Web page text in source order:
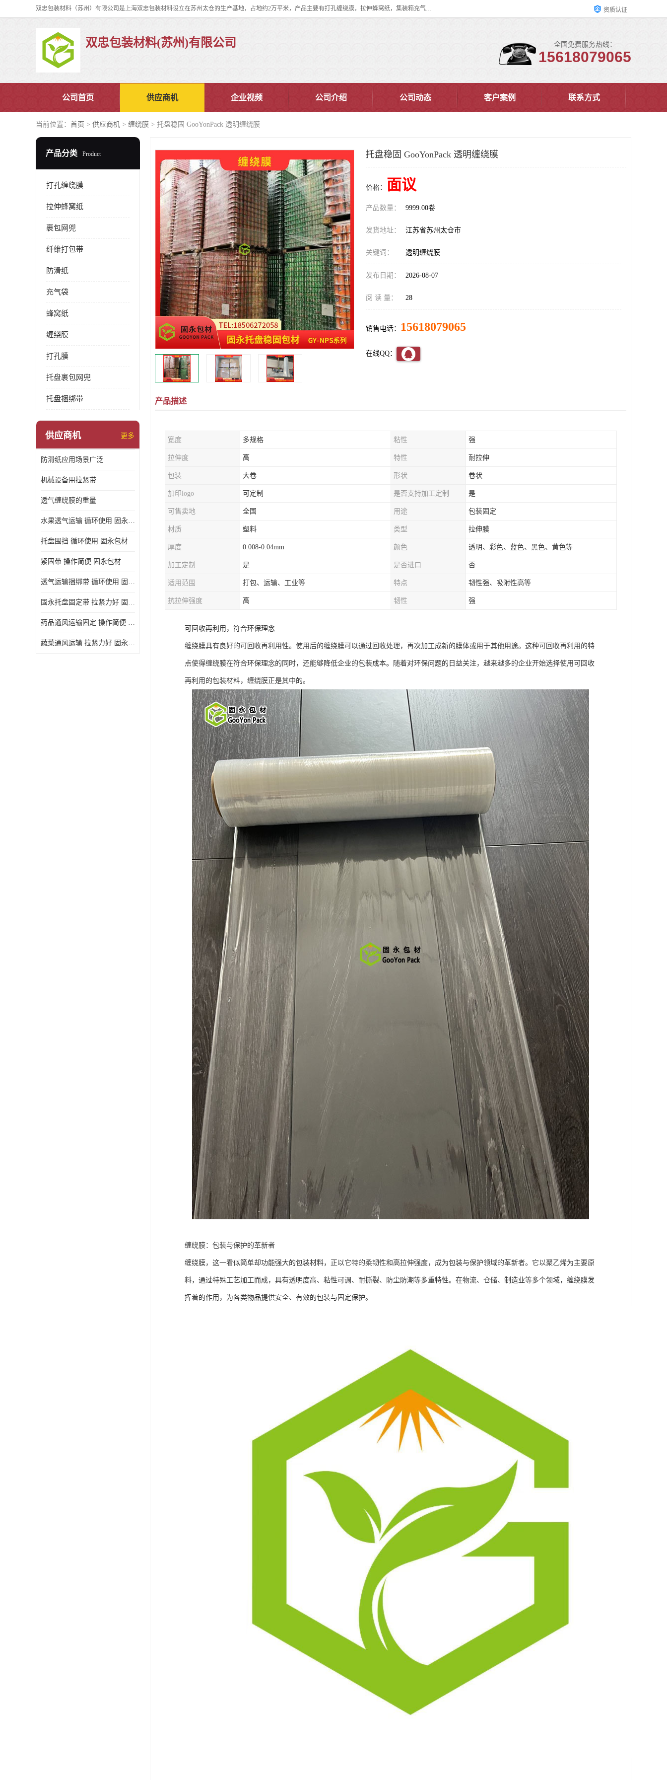
双忠包装材料（苏州）有限公司是上海双忠包装材料设立在苏州太仓的生产基地，占地约2万平米，产品主要有打孔缠绕膜，拉伸蜂窝纸，集装箱充气袋，滑托板，打包带，裹包网兜，防滑纸等箱体和托盘的运输和保护性包材。固永包材®，GooYon Pack®，是我们保护性包装材料的专属品牌。 资质认证
双忠包装材料(苏州)有限公司 全国免费服务热线：
15618079065
公司首页 供应商机 企业视频 公司介绍 公司动态 客户案例 联系方式
当前位置： 首页 > 供应商机 > 缠绕膜 > 托盘稳固 GooYonPack 透明缠绕膜
产品分类 Product
打孔缠绕膜
拉伸蜂窝纸
裹包网兜
纤维打包带
防滑纸
充气袋
蜂窝纸
缠绕膜
打孔膜
托盘裹包网兜
托盘捆绑带
供应商机 更多
防滑纸应用场景广泛
机械设备用拉紧带
透气缠绕膜的重量
水果透气运输 循环使用 固永包材
托盘围挡 循环使用 固永包材
紧固带 操作简便 固永包材
透气运输捆绑带 循环使用 固永包材
固永托盘固定带 拉紧力好 固永包材
药品通风运输固定 操作简便 固永包材
蔬菜通风运输 拉紧力好 固永包材
托盘稳固 GooYonPack 透明缠绕膜
价格： 面议
产品数量： 9999.00卷
发货地址： 江苏省苏州太仓市
关键词： 透明缠绕膜
发布日期： 2026-08-07
阅 读 量： 28
销售电话： 15618079065
在线QQ：
产品描述
宽度 多规格 粘性 强
拉伸度 高 特性 耐拉伸
包装 大卷 形状 卷状
加印logo 可定制 是否支持加工定制 是
可售卖地 全国 用途 包装固定
材质 塑料 类型 拉伸膜
厚度 0.008-0.04mm 颜色 透明、彩色、蓝色、黑色、黄色等
加工定制 是 是否进口 否
适用范围 打包、运输、工业等 特点 韧性强、吸附性高等
抗拉伸强度 高 韧性 强
可回收再利用，符合环保理念
缠绕膜具有良好的可回收再利用性。使用后的缠绕膜可以通过回收处理，再次加工成新的膜体或用于其他用途。这种可回收再利用的特
点使得缠绕膜在符合环保理念的同时，还能够降低企业的包装成本。随着对环保问题的日益关注，越来越多的企业开始选择使用可回收
再利用的包装材料，缠绕膜正是其中的。
缠绕膜：包装与保护的革新者
缠绕膜，这一看似简单却功能强大的包装材料，正以它特的柔韧性和高拉伸强度，成为包装与保护领域的革新者。它以聚乙烯为主要原
料，通过特殊工艺加工而成，具有透明度高、粘性可调、耐撕裂、防尘防潮等多重特性。在物流、仓储、制造业等多个领域，缠绕膜发
挥着的作用，为各类物品提供安全、有效的包装与固定保护。